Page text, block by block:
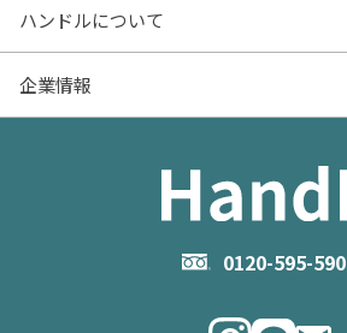
0120-595-590
価格更新した物件
物件一覧
お役立ち記事（売却）
- マンション売却
- お金のこと
- 住まいの手引き サイトマップ
物件購入のご相談
住み替えのご相談
物件掲載に関するお問い合わせ
ハンドルについて
ハンドルとは
企業情報